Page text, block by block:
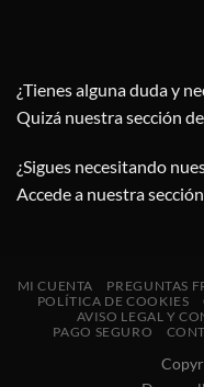
¿Tienes alguna duda y
Quizá nuestra sección de
¿Sigues necesitando
Accede a nuestra
MI CUENTA PREGUNTAS
POLÍTICA DE COOKIES
AVISO LEGAL Y
PAGO SEGURO